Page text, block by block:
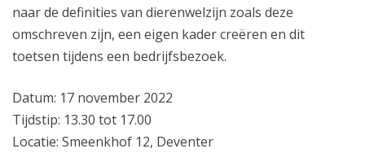
naar de definities van dierenwelzijn zoals deze
omschreven zijn, een eigen kader creëren en dit
toetsen tijdens een bedrijfsbezoek.
Datum: 17 november 2022
Tijdstip: 13.30 tot 17.00
Locatie: Smeenkhof 12, Deventer